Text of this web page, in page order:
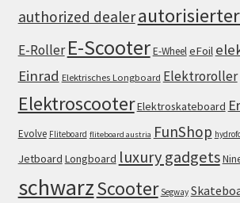
authorized dealer
E-Roller E-ScooterE-WheeleFoil
Einrad Elektrisches Longboard Elektroroller
ElektroscooterElektroskateboard
Evolve Fliteboard fliteboard austria FunShop
Jetboard Longboard luxury gadgets
schwarzScooter Segway